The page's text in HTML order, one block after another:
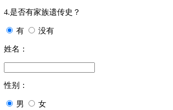
4.是否有家族遗传史？
有 没有
姓名：
性别：
男 女